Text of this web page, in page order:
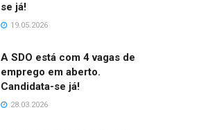
se já!
19.05.2026
A SDO está com 4 vagas de
emprego em aberto.
Candidata-se já!
28.03.2026